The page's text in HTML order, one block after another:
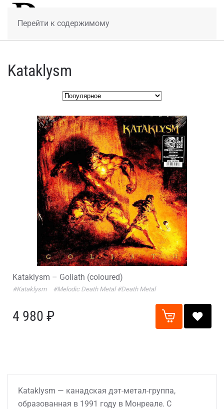
Перейти к содержимому
Kataklysm
Kataklysm – Goliath (coloured)
#Kataklysm #Melodic Death Metal #Death Metal
4 980 ₽
Kataklysm — канадская дэт-метал-группа,
образованная в 1991 году в Монреале. С